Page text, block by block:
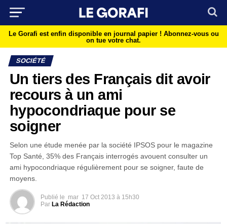
Le Gorafi est enfin disponible en journal papier ! Abonnez-vous ou
on tue votre chat.
SOCIÉTÉ
Un tiers des Français dit avoir
recours à un ami
hypocondriaque pour se
soigner
Selon une étude menée par la société IPSOS pour le magazine
Top Santé, 35% des Français interrogés avouent consulter un
ami hypocondriaque régulièrement pour se soigner, faute de
moyens.
Publié le mar 17 Oct 2013 à 15h30
Par La Rédaction